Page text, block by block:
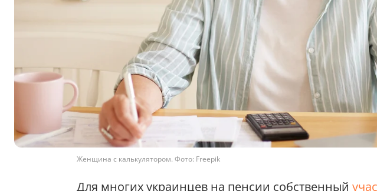
Женщина с калькулятором. Фото: Freepik
Для многих украинцев на пенсии собственный